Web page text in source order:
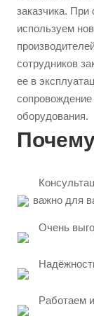
заказчика.
используем
сотрудников
ее в
оборудования.
важно для
Очень
Работаем